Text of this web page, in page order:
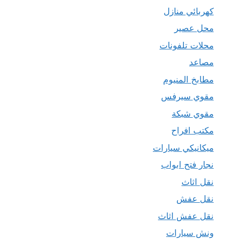
كهربائي منازل
محل عصير
محلات تلفونات
مصاعد
مطابخ المنيوم
مقوي سيرفس
مقوي شبكة
مكتب افراح
ميكانيكي سيارات
نجار فتح ابواب
نقل اثاث
نقل عفش
نقل عفش اثاث
ونش سيارات